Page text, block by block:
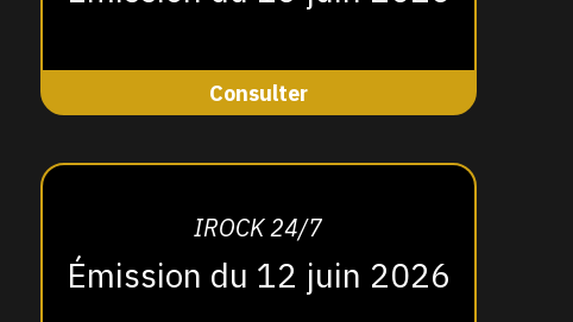
Consulter
IROCK 24/7
Émission du 12 juin 2026